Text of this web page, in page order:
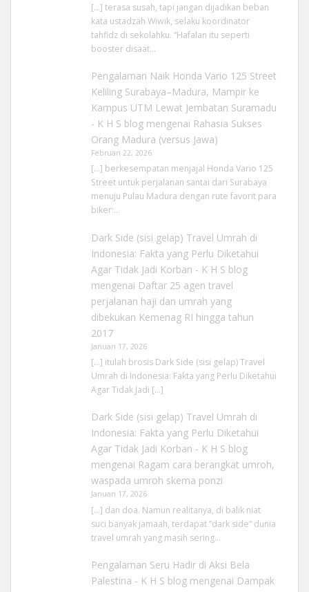
[…] terasa susah, tapi jangan dijadikan beban
kata ustadzah Wiwik, selaku koordinator
tahfidz di sekolahku. “Hafalan itu seperti
booster disaat…
Pengalaman Naik Honda Vario 125 Street
Keliling Surabaya–Madura, Mampir ke
Kampus UTM Lewat Jembatan Suramadu
- K H S blogmengenai Rahasia Sukses
Orang Madura (versus Jawa)
Februari 22, 2026
[…] berkesempatan menjajal Honda Vario 125
Street untuk perjalanan santai dari Surabaya
menuju Pulau Madura dengan rute favorit para
biker:…
Dark Side (sisi gelap) Travel Umrah di
Indonesia: Fakta yang Perlu Diketahui
Agar Tidak Jadi Korban - K H S blog
mengenai Daftar 25 agen travel
perjalanan haji dan umrah yang
dibekukan Kemenag RI hingga tahun
2017
Januari 17, 2026
[…] itulah brosis Dark Side (sisi gelap) Travel
Umrah di Indonesia: Fakta yang Perlu Diketahui
Agar Tidak Jadi […]
Dark Side (sisi gelap) Travel Umrah di
Indonesia: Fakta yang Perlu Diketahui
Agar Tidak Jadi Korban - K H S blog
mengenai Ragam cara berangkat umroh,
waspada umroh skema ponzi
Januari 17, 2026
[…] dan doa. Namun realitanya, di balik niat
suci banyak jamaah, terdapat “dark side” dunia
travel umrah yang masih sering…
Pengalaman Seru Hadir di Aksi Bela
Palestina - K H S blogmengenai Dampak